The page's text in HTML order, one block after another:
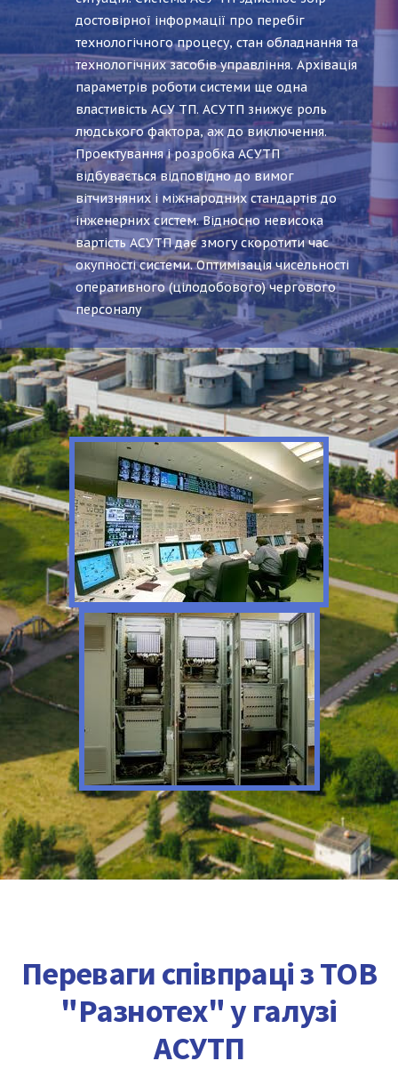
достовірної інформації про перебіг
технологічного процесу, стан обладнання та
технологічних засобів управління. Архівація
параметрів роботи системи ще одна
властивість АСУ ТП. АСУТП знижує роль
людського фактора, аж до виключення.
Проектування і розробка АСУТП
відбувається відповідно до вимог
вітчизняних і міжнародних стандартів до
інженерних систем. Відносно невисока
вартість АСУТП дає змогу скоротити час
окупності системи. Оптимізація чисельності
оперативного (цілодобового) чергового
персоналу
Переваги співпраці з ТОВ
"Разнотех" у галузі
АСУТП